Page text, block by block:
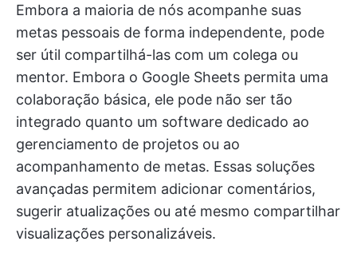
Embora a maioria de nós acompanhe suas
metas pessoais de forma independente, pode
ser útil compartilhá-las com um colega ou
mentor. Embora o Google Sheets permita uma
colaboração básica, ele pode não ser tão
integrado quanto um software dedicado ao
gerenciamento de projetos ou ao
acompanhamento de metas. Essas soluções
avançadas permitem adicionar comentários,
sugerir atualizações ou até mesmo compartilhar
visualizações personalizáveis.